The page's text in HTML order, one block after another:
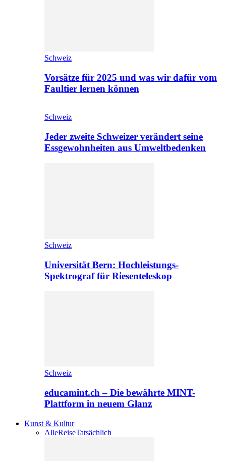
Schweiz
Vorsätze für 2025 und was wir dafür vom
Faultier lernen können
Schweiz
Jeder zweite Schweizer verändert seine
Essgewohnheiten aus Umweltbedenken
Schweiz
Universität Bern: Hochleistungs-
Spektrograf für Riesenteleskop
Schweiz
educamint.ch – Die bewährte MINT-
Plattform in neuem Glanz
Kunst & Kultur
AlleReiseTatsächlich